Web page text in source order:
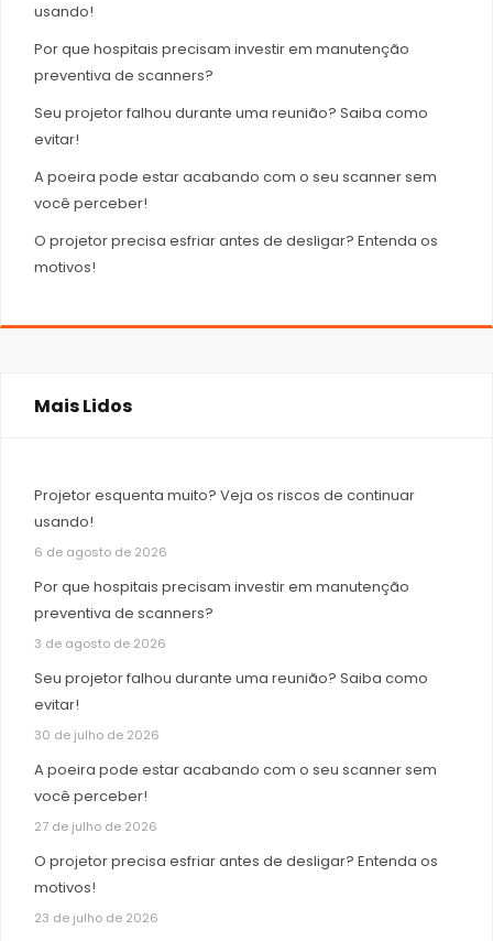
usando!
Por que hospitais precisam investir em manutenção
preventiva de scanners?
Seu projetor falhou durante uma reunião? Saiba como
evitar!
A poeira pode estar acabando com o seu scanner sem
você perceber!
O projetor precisa esfriar antes de desligar? Entenda os
motivos!
Mais Lidos
Projetor esquenta muito? Veja os riscos de continuar
usando!
6 de agosto de 2026
Por que hospitais precisam investir em manutenção
preventiva de scanners?
3 de agosto de 2026
Seu projetor falhou durante uma reunião? Saiba como
evitar!
30 de julho de 2026
A poeira pode estar acabando com o seu scanner sem
você perceber!
27 de julho de 2026
O projetor precisa esfriar antes de desligar? Entenda os
motivos!
23 de julho de 2026